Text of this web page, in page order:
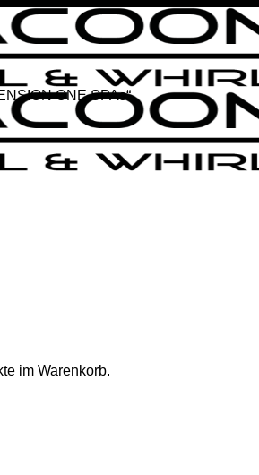
im Warenkorb.
ONE SPAs“